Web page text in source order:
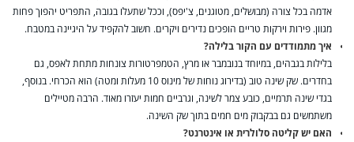
אדמה בכל צורה (מבושלים, מטוגנים, צ'יפס), וככל שתעלו בגובה, התפריט יהפוך פחות
מגוון. פירות וירקות טריים הופכים נדירים ויקרים. חשוב להקפיד על היגיינה במטבח.
איך מתמודדים עם הקור בלילה?
בלילות בגבהים, במיוחד בנובמבר או מרץ, הטמפרטורות צונחות מתחת לאפס, גם
בחדרים. שק שינה טוב (בדירוג נוחות של מינוס 10 מעלות ומטה) הוא הכרחי. בנוסף,
בגדי שינה תרמיים, כובע צמר לשינה, וגרביים חמות יעזרו מאוד. הרבה מטיילים
משתמשים גם בבקבוק מים חמים בתוך שק השינה.
האם יש קליטה סלולרית או אינטרנט?